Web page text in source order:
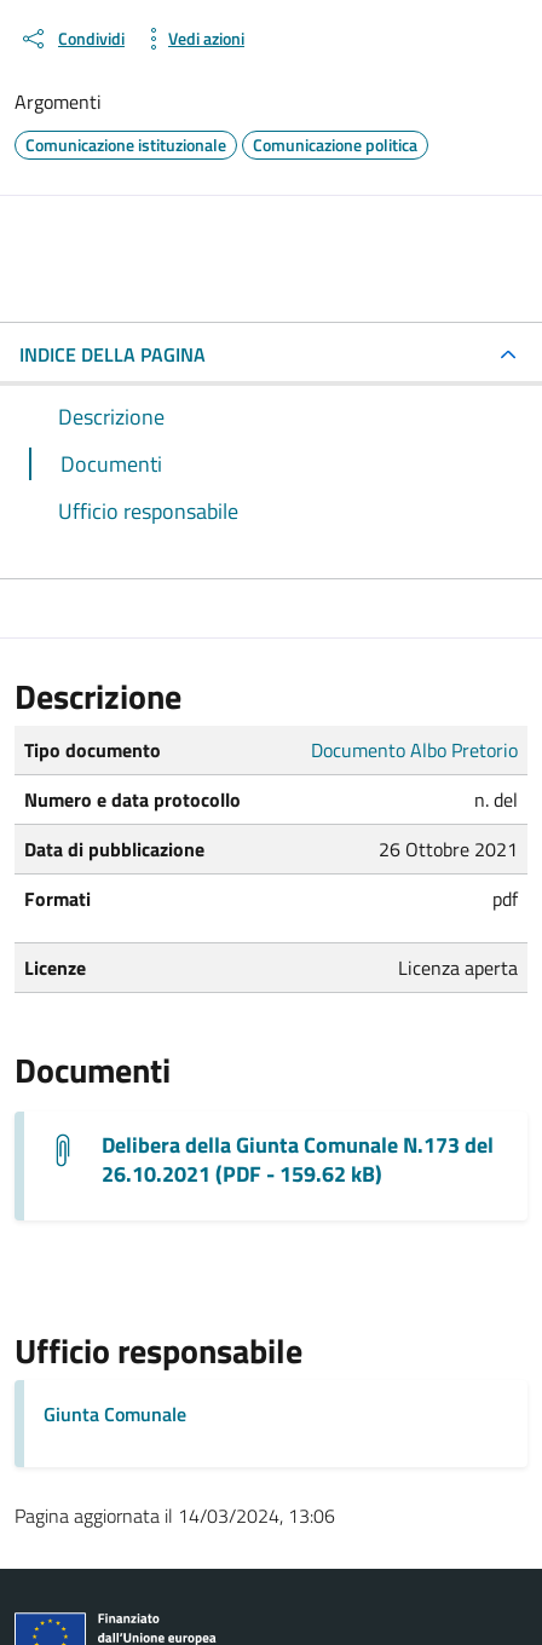
Condividi Vedi azioni
Argomenti
Comunicazione istituzionale Comunicazione politica
INDICE DELLA PAGINA
Descrizione
Documenti
Ufficio responsabile
Descrizione
Tipo documento
Documento Albo Pretorio
Numero e data protocollo
n. del
Data di pubblicazione
26 Ottobre 2021
Formati
pdf
Licenze Licenza aperta
Documenti
Delibera della Giunta Comunale N.173 del
26.10.2021 (PDF - 159.62 kB)
Ufficio responsabile
Giunta Comunale
Pagina aggiornata il 14/03/2024, 13:06